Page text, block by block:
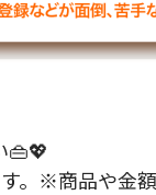
👜💖
。※商品や金